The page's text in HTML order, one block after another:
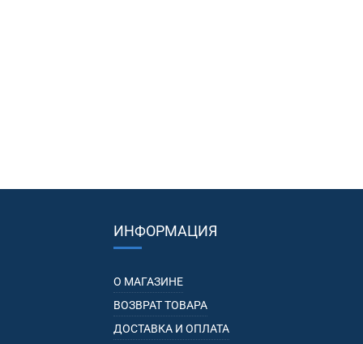
ИНФОРМАЦИЯ
О МАГАЗИНЕ
ВОЗВРАТ ТОВАРА
ДОСТАВКА И ОПЛАТА